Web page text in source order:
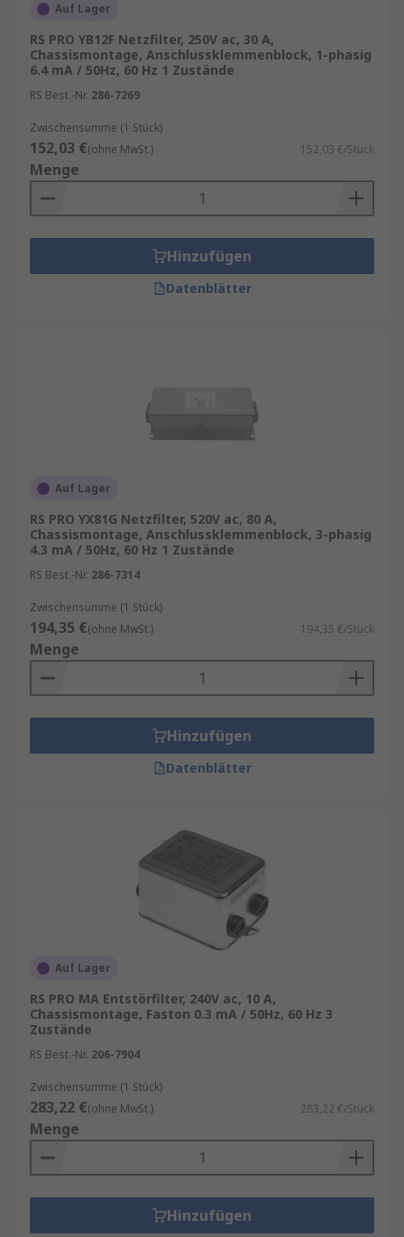
Auf Lager
RS PRO YB12F Netzfilter, 250V ac, 30 A,
Chassismontage, Anschlussklemmenblock, 1-phasig
6.4 mA / 50Hz, 60 Hz 1 Zustände
RS Best.-Nr. 286-7269
Zwischensumme (1 Stück)
152,03 €(ohne MwSt.) 152,03 €/Stück
Menge
Hinzufügen
Datenblätter
Auf Lager
RS PRO YX81G Netzfilter, 520V ac, 80 A,
Chassismontage, Anschlussklemmenblock, 3-phasig
4.3 mA / 50Hz, 60 Hz 1 Zustände
RS Best.-Nr. 286-7314
Zwischensumme (1 Stück)
194,35 €(ohne MwSt.) 194,35 €/Stück
Menge
Hinzufügen
Datenblätter
Auf Lager
RS PRO MA Entstörfilter, 240V ac, 10 A,
Chassismontage, Faston 0.3 mA / 50Hz, 60 Hz 3
Zustände
RS Best.-Nr. 206-7904
Zwischensumme (1 Stück)
283,22 €(ohne MwSt.) 283,22 €/Stück
Menge
Hinzufügen